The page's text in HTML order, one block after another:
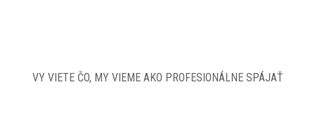
VY VIETE ČO, MY VIEME AKO PROFESIONÁLNE SPÁJAŤ